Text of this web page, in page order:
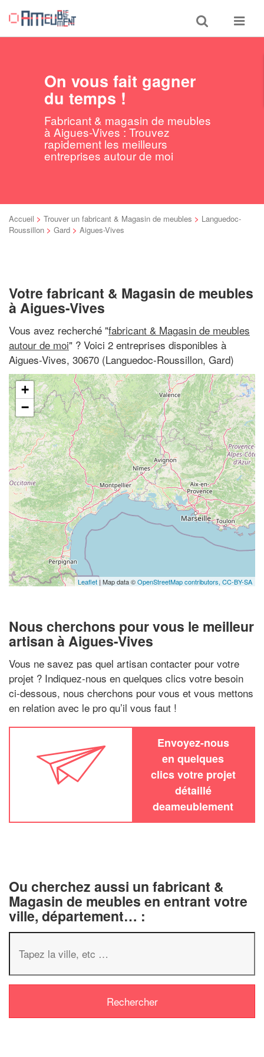
Toggle
search
Toggle
On vous fait gagner
du temps !
Fabricant & magasin de meubles
à Aigues-Vives : Trouvez
rapidement les meilleurs
entreprises autour de moi
Accueil > Trouver un fabricant & Magasin de meubles > Languedoc-
Roussillon > Gard > Aigues-Vives
Votre fabricant & Magasin de meubles
à Aigues-Vives
Vous avez recherché "fabricant & Magasin de meubles
autour de moi" ? Voici 2 entreprises disponibles à
Aigues-Vives, 30670 (Languedoc-Roussillon, Gard)
+
−
Leaflet | Map data ©OpenStreetMap contributors, CC-BY-SA
Nous cherchons pour vous le meilleur
artisan à Aigues-Vives
Vous ne savez pas quel artisan contacter pour votre
projet ? Indiquez-nous en quelques clics votre besoin
ci-dessous, nous cherchons pour vous et vous mettons
en relation avec le pro qu’il vous faut !
Envoyez-nous
en quelques
clics votre projet
détaillé
deameublement
Ou cherchez aussi un fabricant &
Magasin de meubles en entrant votre
ville, département… :